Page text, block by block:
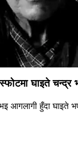
घाइते चन्द्र
आगलागी हुँदा घाइते